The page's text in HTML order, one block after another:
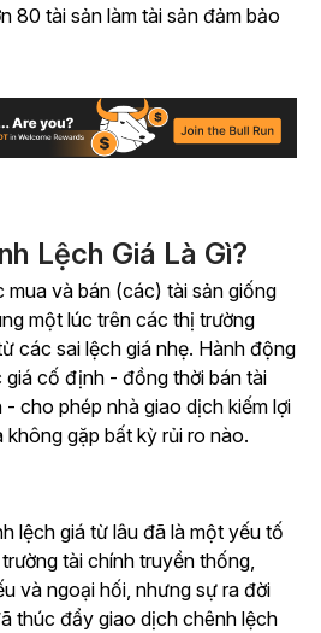
80 tài sản làm tài sản đảm bảo
Lệch Giá Là Gì?
mua và bán (các) tài sản giống
một lúc trên các thị trường
các sai lệch giá nhẹ. Hành động
giá cố định - đồng thời bán tài
cho phép nhà giao dịch kiếm lợi
gặp bất kỳ rủi ro nào.
lệch giá từ lâu đã là một yếu tố
tài chính truyền thống,
và ngoại hối, nhưng sự ra đời
thúc đẩy giao dịch chênh lệch